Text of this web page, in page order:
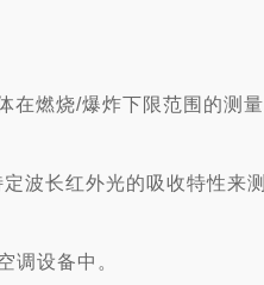
在燃烧/爆炸下限范围的测
波长红外光的吸收特性来
调设备中。